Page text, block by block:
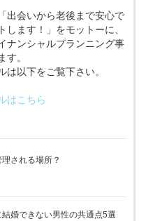
出会いから老後まで安心で
します！」をモットーに、
ナンシャルプランニング事
す。
は以下をご覧下さい。
はこちら
される場所？
婚できない男性の共通点5選